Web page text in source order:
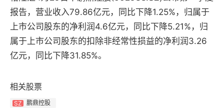
报告 ， 营业收入79.86亿元，同比下降1.25%， 归属于
上市公司股东的净利润 4.6亿元， 同比下降5.21%， 归
属于上市公司股东的扣除非经常性损益的净利润 3.26
亿元，
同比下降31.85%。
相关股票
SZ 鹏鼎控股